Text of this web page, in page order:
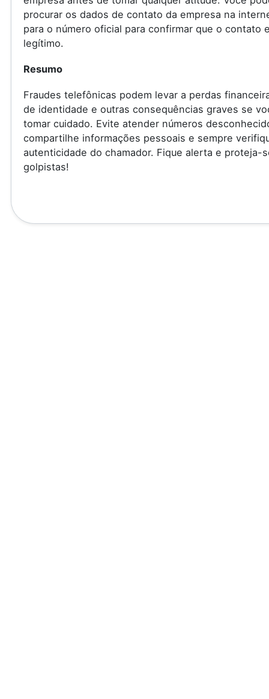
procurar os dados de contato da empresa na
para o número oficial para confirmar que o contato
legítimo.
Resumo
Fraudes telefônicas podem levar a perdas
de identidade e outras consequências graves se
tomar cuidado. Evite atender números
compartilhe informações pessoais e sempre
autenticidade do chamador. Fique alerta e proteja-
golpistas!